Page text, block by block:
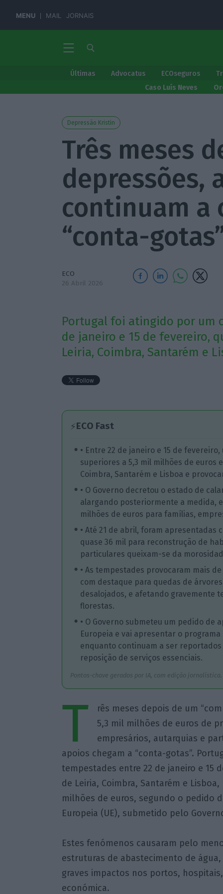
MENU MAIL JORNAIS
Últimas Advocatus ECOseguros
Caso Luís Neves
Depressão Kristin
Três meses
depressões,
continuam a
“conta-
ECO
26 Abril 2026
Portugal foi atingido por um
de janeiro e 15 de fevereiro,
Leiria, Coimbra, Santarém e
⚡ECO Fast
• Entre 22 de janeiro e 15 de
superiores a 5,3 mil milhões de
Coimbra, Santarém e Lisboa e
• O Governo decretou o estado de
alargando posteriormente a medida,
milhões de euros para famílias,
• Até 21 de abril, foram apresentadas
quase 36 mil para reconstrução de
particulares queixam-se da
• As tempestades provocaram mais
com destaque para quedas de
desalojados, e afetando gravemente
florestas.
• O Governo submeteu um pedido de
Europeia e vai apresentar o programa
enquanto continuam a ser
reposição de serviços essenciais.
Pontos-chave gerados por IA, com edição jornalística.
T
rês meses depois de um
5,3 mil milhões de euros de
empresários, autarquias e
apoios chegam a “conta-gotas”.
tempestades entre 22 de janeiro e 15
de Leiria, Coimbra, Santarém e
milhões de euros, segundo o pedido
Europeia (UE), submetido pelo
Estes fenómenos causaram pelo
estruturas de abastecimento de
graves impactos nos portos,
económica.